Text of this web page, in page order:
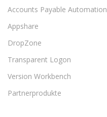
Accounts Payable Automation
Appshare
DropZone
Transparent Logon
Version Workbench
Partnerprodukte